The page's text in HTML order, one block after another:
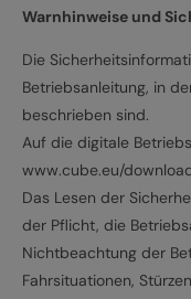
Warnhinweise und
Die
Betriebsanleitung, in
beschrieben sind.
Auf die digitale
www.cube.eu/
Das Lesen der
der Pflicht, die
Nichtbeachtung der
Fahrsituationen,